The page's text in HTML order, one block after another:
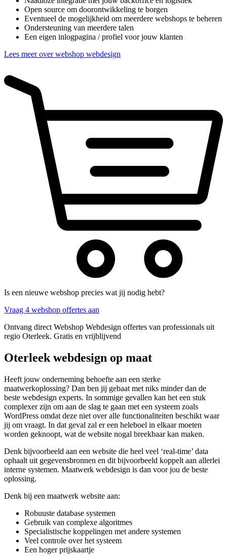
Open source om doorontwikkeling te borgen
Eventueel de mogelijkheid om meerdere webshops te beheren
Ondersteuning van meerdere talen
Een eigen inlogpagina / profiel voor jouw klanten
Lees meer over webshop webdesign
Is een nieuwe webshop precies wat jij nodig hebt?
Vraag 4 webshop offertes aan
Ontvang direct Webshop Webdesign offertes van professionals uit
regio Oterleek. Gratis en vrijblijvend
Oterleek webdesign op maat
Heeft jouw onderneming behoefte aan een sterke
maatwerkoplossing? Dan ben jij gebaat met niks minder dan de
beste webdesign experts. In sommige gevallen kan het een stuk
complexer zijn om aan de slag te gaan met een systeem zoals
WordPress omdat deze niet over alle functionaliteiten beschikt waar
jij om vraagt. In dat geval zal er een heleboel in elkaar moeten
worden geknoopt, wat de website nogal breekbaar kan maken.
Denk bijvoorbeeld aan een website die heel veel ‘real-time’ data
ophaalt uit gegevensbronnen en dit bijvoorbeeld koppelt aan allerlei
interne systemen. Maatwerk webdesign is dan voor jou de beste
oplossing.
Denk bij een maatwerk website aan:
Robuuste database systemen
Gebruik van complexe algoritmes
Specialistische koppelingen met andere systemen
Veel controle over het systeem
Een hoger prijskaartje